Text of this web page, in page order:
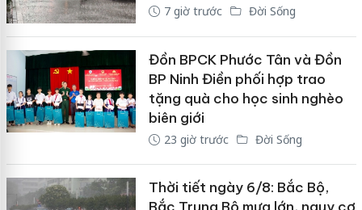
7 giờ trước Đời Sống
Đồn BPCK Phước Tân và Đồn
BP Ninh Điền phối hợp trao
tặng quà cho học sinh nghèo
biên giới
23 giờ trước Đời Sống
Thời tiết ngày 6/8: Bắc Bộ,